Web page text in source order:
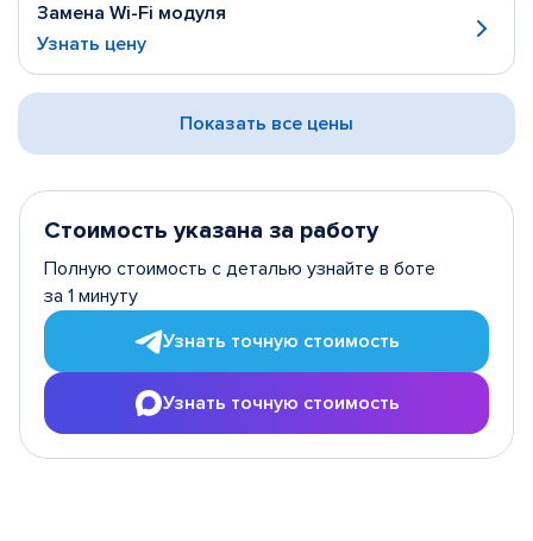
Замена Wi-Fi модуля
Узнать цену
Показать все цены
Стоимость указана за работу
Полную стоимость с деталью узнайте в боте
за 1 минуту
Узнать точную стоимость
Узнать точную стоимость